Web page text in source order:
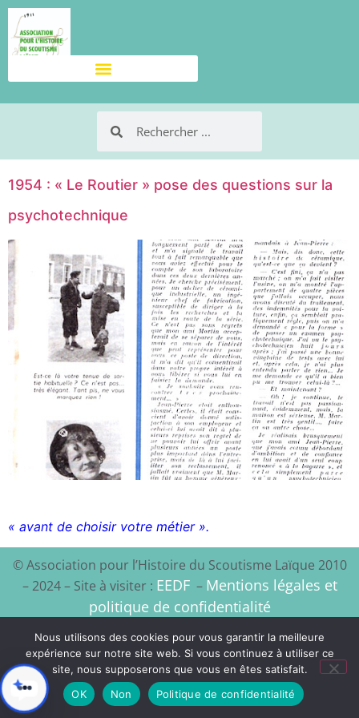
1954 : « Le Routier » pose des questions sur la
psychotechnique
« avant de choisir votre métier ».
© Association pour l’Histoire du Scoutisme Laïque 2010
– 2024 – Site à visiter : EEDF– Mentions légales et
politique de confidentialité
Création du site :Xyloon
Nous utilisons des cookies pour vous garantir la meilleure
expérience sur notre site web. Si vous continuez à utiliser ce
site, nous supposerons que vous en êtes satisfait.
OK
Non Politique de confidentialité